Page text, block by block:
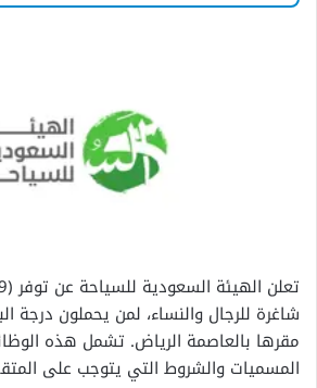
شاغرة للرجال والنساء، لمن يحملون درجة
مقرها بالعاصمة الرياض. تشمل هذه
المسميات والشروط التي يتوجب على